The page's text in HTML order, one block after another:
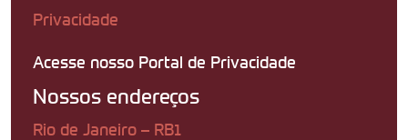
Privacidade
Acesse nosso Portal de Privacidade
Nossos endereços
Rio de Janeiro – RB1